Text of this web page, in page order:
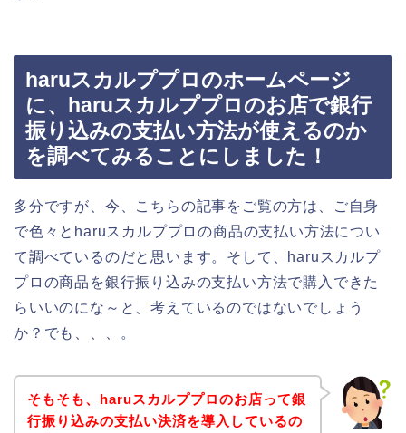
haruスカルププロのホームページ
に、haruスカルププロのお店で銀行
振り込みの支払い方法が使えるのか
を調べてみることにしました！
多分ですが、今、こちらの記事をご覧の方は、ご自身
で色々とharuスカルププロの商品の支払い方法につい
て調べているのだと思います。そして、haruスカルプ
プロの商品を銀行振り込みの支払い方法で購入できた
らいいのにな～と、考えているのではないでしょう
か？でも、、、。
そもそも、haruスカルププロのお店って銀
行振り込みの支払い決済を導入しているの